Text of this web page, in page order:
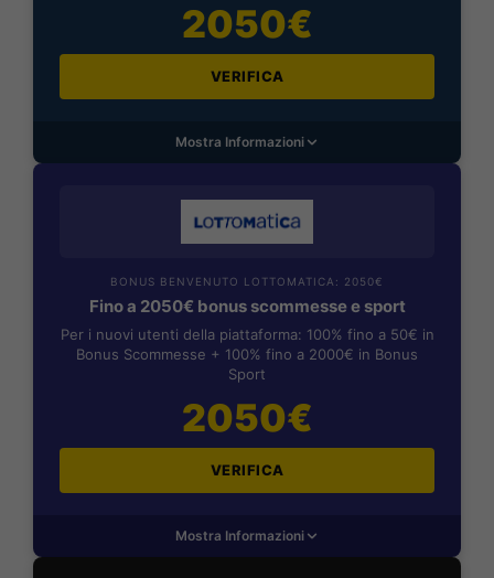
2050€
VERIFICA
Mostra Informazioni
BONUS BENVENUTO LOTTOMATICA: 2050€
Fino a 2050€ bonus scommesse e sport
Per i nuovi utenti della piattaforma: 100% fino a 50€ in
Bonus Scommesse + 100% fino a 2000€ in Bonus
Sport
2050€
VERIFICA
Mostra Informazioni